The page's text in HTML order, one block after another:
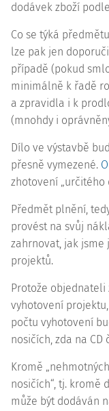
dodávek zboží
Co se týká
lze pak jen
případě (pokud
minimálně k řadě
a zpravidla i k
(mnohdy i
Dílo ve výstavbě
přesně vymezené.
zhotovení „určitého
Předmět plnění,
provést na svůj
zahrnovat, jak
projektů.
Protože objednateli
vyhotovení
počtu vyhotovení
nosičích, zda na CD
Kromě
nosičích“, tj. kromě
může být dodáván